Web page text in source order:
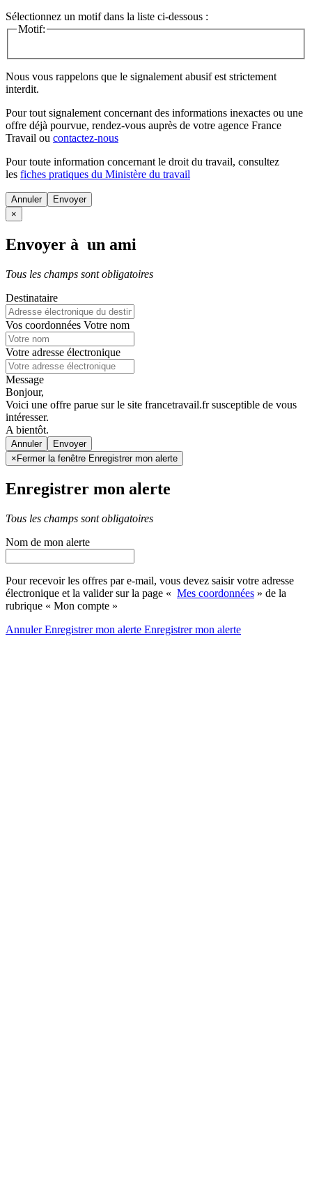
Sélectionnez un motif dans la liste ci-dessous :
Motif:
Nous vous rappelons que le signalement abusif est strictement
interdit.
Pour tout signalement concernant des informations inexactes ou une
offre déjà pourvue, rendez-vous auprès de votre agence France
Travail ou contactez-nous
Pour toute information concernant le droit du travail, consultez
les fiches pratiques du Ministère du travail
Annuler
×
Envoyer à un ami
Tous les champs sont obligatoires
Destinataire
Vos coordonnées Votre nom
Votre adresse électronique
Message
Bonjour,
Voici une offre parue sur le site francetravail.fr susceptible de vous
intéresser.
A bientôt.
Annuler
× Fermer la fenêtre Enregistrer mon alerte
Enregistrer mon alerte
Tous les champs sont obligatoires
Nom de mon alerte
Pour recevoir les offres par e-mail, vous devez saisir votre adresse
électronique et la valider sur la page « Mes coordonnées » de la
rubrique « Mon compte »
AnnulerEnregistrer mon alerte Enregistrermon alerte